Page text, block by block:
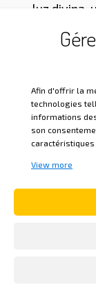
luz divina,
nunca
amor
La
hombre
retorno
mundo
parece
para
Afin d'offrir la
technologies
informations
son
caractéristiques
View more